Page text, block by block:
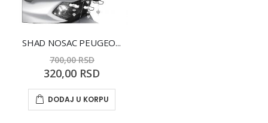
SHAD NOSAC PEUGEOT TWEET 50/125/150
700,00 RSD
Special
Price
320,00 RSD
DODAJ U KORPU